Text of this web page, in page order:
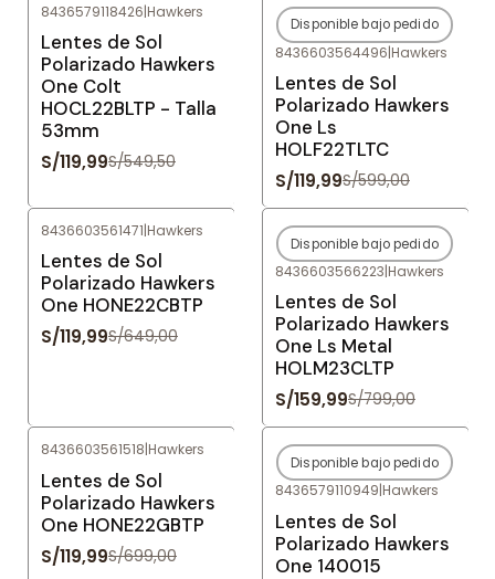
8436579118426|Hawkers
Lentes de Sol
Polarizado Hawkers
One Colt
HOCL22BLTP - Talla
53mm
S/119,99S/549,50
-80%OFF
Agotado
Disponible bajo pedido
8436603564496|Hawkers
Lentes de Sol
Polarizado Hawkers
One Ls
HOLF22TLTC
S/119,99S/599,00
8436603561471|Hawkers
Lentes de Sol
Polarizado Hawkers
One HONE22CBTP
S/119,99S/649,00
-80%OFF
Agotado
Disponible bajo pedido
8436603566223|Hawkers
Lentes de Sol
Polarizado Hawkers
One Ls Metal
HOLM23CLTP
S/159,99S/799,00
8436603561518|Hawkers
Lentes de Sol
Polarizado Hawkers
One HONE22GBTP
S/119,99S/699,00
-78%OFF
Agotado
Disponible bajo pedido
8436579110949|Hawkers
Lentes de Sol
Polarizado Hawkers
One 140015